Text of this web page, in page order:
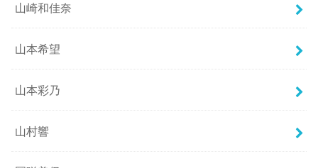
山崎和佳奈
山本希望
山本彩乃
山村響